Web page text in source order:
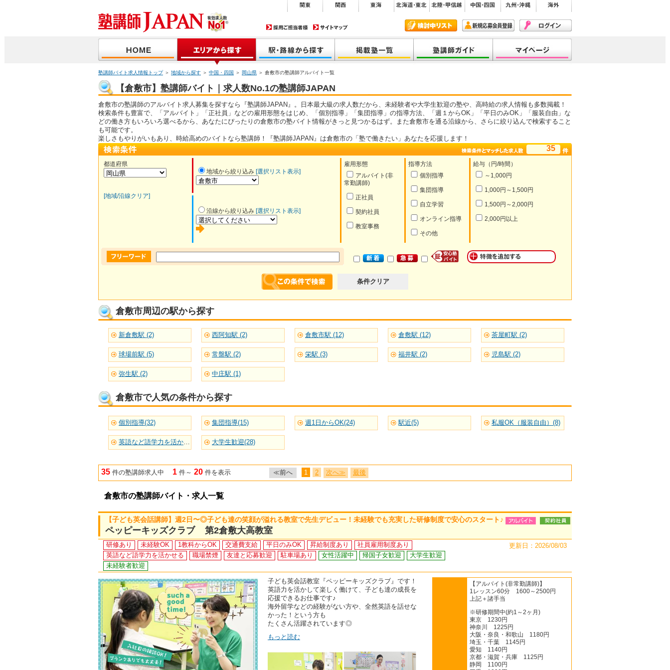
塾講師バイト求人情報トップ＞ 地域から探す ＞ 中国・四国 ＞ 岡山県 ＞ 倉敷市の塾講師アルバイト一覧
【倉敷市】塾講師バイト｜求人数No.1の塾講師JAPAN
倉敷市の塾講師のアルバイト求人募集を探すなら『塾講師JAPAN』。日本最大級の求人数だから、未経験者や大学生歓迎の塾や、高時給の求人情報も多数掲載！
検索条件も豊富で、「アルバイト」「正社員」などの雇用形態をはじめ、「個別指導」「集団指導」の指導方法、「週１からOK」「平日のみOK」「服装自由」な
どの働き方もいろいろ選べるから、あなたにぴったりの倉敷市の塾バイト情報がきっと見つかるはず。また倉敷市を通る沿線から、さらに絞り込んで検索すること
も可能です。
楽しさもやりがいもあり、時給高めのバイトなら塾講師！『塾講師JAPAN』は倉敷市の「塾で働きたい」あなたを応援します！
35
都道府県
[地域/沿線クリア]
地域から絞り込み [選択リスト表示]
雇用形態
アルバイト(非
常勤講師)
正社員
契約社員
教室事務
指導方法
個別指導
集団指導
自立学習
オンライン指導
その他
給与（円/時間）
～1,000円
1,000円～1,500円
1,500円～2,000円
2,000円以上
沿線から絞り込み [選択リスト表示]
条件クリア
倉敷市周辺の駅から探す
新倉敷駅 (2) 西阿知駅 (2) 倉敷市駅 (12) 倉敷駅 (12) 茶屋町駅 (2)
球場前駅 (5) 常盤駅 (2) 栄駅 (3) 福井駅 (2) 児島駅 (2)
弥生駅 (2) 中庄駅 (1)
倉敷市で人気の条件から探す
個別指導(32) 集団指導(15) 週1日からOK(24) 駅近(5) 私服OK（服装自由）(8)
英語など語学力を活かせる(22) 大学生歓迎(28)
35 件の塾講師求人中 1 件～ 20 件を表示 ≪前へ 1 2 次へ≫ 最後
倉敷市の塾講師バイト・求人一覧
【子ども英会話講師】週2日〜◎子ども達の笑顔が溢れる教室で先生デビュー！未経験でも充実した研修制度で安心のスタート♪
ペッピーキッズクラブ 第2倉敷大高教室
研修あり 未経験OK 1教科からOK 交通費支給 平日のみOK 昇給制度あり
社員雇用制度あり
英語など語学力を活かせる
職場禁煙 友達と応募歓迎 駐車場あり 女性活躍中 帰国子女歓迎
大学生歓迎
未経験者歓迎
更新日：2026/08/03
子ども英会話教室『ペッピーキッズクラブ』です！
英語力を活かして楽しく働けて、子ども達の成長を
応援できるお仕事です♪
海外留学などの経験がない方や、全然英語を話せな
かった！という方も
たくさん活躍されています◎
もっと読む
【アルバイト(非常勤講師)】
1レッスン60分 1600～2500円
上記＋諸手当
※研修期間中(約1～2ヶ月)
東京 1230円
神奈川 1225円
大阪・奈良・和歌山 1180円
埼玉・千葉 1145円
愛知 1140円
京都・滋賀・兵庫 1125円
静岡 1100円